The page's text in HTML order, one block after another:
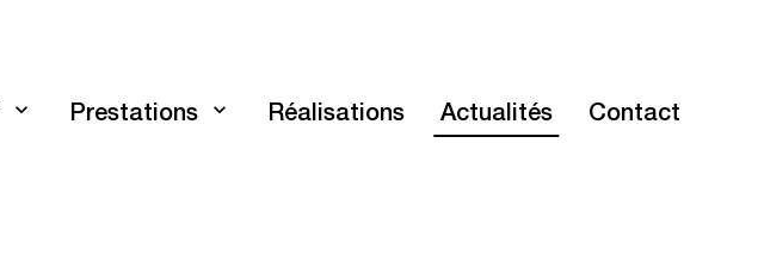
Prestations Réalisations Actualités Contact